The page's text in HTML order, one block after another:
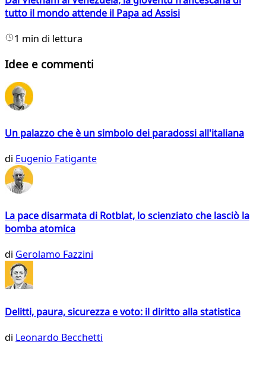
tutto il mondo attende il Papa ad Assisi
1 min di lettura
Idee e commenti
Un palazzo che è un simbolo dei paradossi all'italiana
di Eugenio Fatigante
La pace disarmata di Rotblat, lo scienziato che lasciò la
bomba atomica
di Gerolamo Fazzini
Delitti, paura, sicurezza e voto: il diritto alla statistica
di Leonardo Becchetti